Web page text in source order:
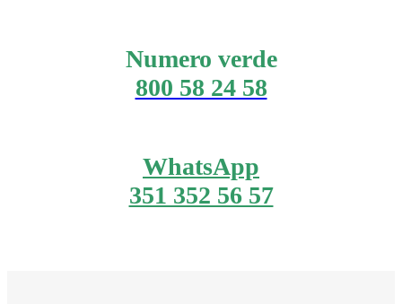
Numero verde
800 58 24 58
WhatsApp
351 352 56 57